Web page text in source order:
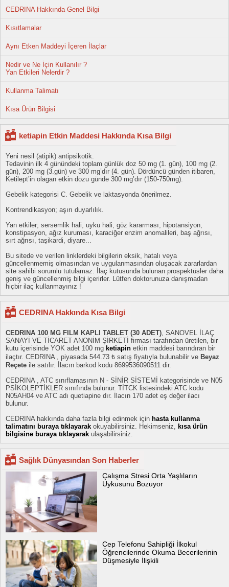
CEDRINA Hakkında Genel Bilgi
Kısıtlamalar
Aynı Etken Maddeyi İçeren İlaçlar
Nedir ve Ne İçin Kullanılır ?
Yan Etkileri Nelerdir ?
Kullanma Talimatı
Kısa Ürün Bilgisi
ketiapin Etkin Maddesi Hakkında Kısa Bilgi
Yeni nesil (atipik) antipsikotik.
Tedavinin ilk 4 günündeki toplam günlük doz 50 mg (1. gün), 100 mg (2.
gün), 200 mg (3.gün) ve 300 mg’dır (4. gün). Dördüncü günden itibaren,
Ketilept’in olagan etkin dozu günde 300 mg’dır (150-750mg).
Gebelik kategorisi C. Gebelik ve laktasyonda önerilmez.
Kontrendikasyon; aşırı duyarlılık.
Yan etkiler; sersemlik hali, uyku hali, göz kararması, hipotansiyon,
konstipasyon, ağız kuruması, karaciğer enzim anomalileri, baş ağrısı,
sırt ağrısı, taşikardi, diyare...
Bu sitede ve verilen linklerdeki bilgilerin eksik, hatalı veya
güncellenmemiş olmasından ve uygulanmasından oluşacak zararlardan
site sahibi sorumlu tutulamaz. İlaç kutusunda bulunan prospektüsler daha
geniş ve güncellenmiş bilgi içerirler. Lütfen doktorunuza danışmadan
hiçbir ilaç kullanmayınız !
CEDRINA Hakkında Kısa Bilgi
CEDRINA 100 MG FILM KAPLI TABLET (30 ADET) , SANOVEL İLAÇ
SANAYİ VE TİCARET ANONİM ŞİRKETİ firması tarafından üretilen, bir
kutu içerisinde YOK adet 100 mg ketiapin etkin maddesi barındıran bir
ilaçtır. CEDRINA , piyasada 544.73 ₺ satış fiyatıyla bulunabilir ve Beyaz
Reçete ile satılır. İlacın barkod kodu 8699536090511 dir.
CEDRINA , ATC sınıflamasının N - SİNİR SİSTEMİ kategorisinde ve N05
PSİKOLEPTİKLER sınıfında bulunur. TİTCK listesindeki ATC kodu
N05AH04 ve ATC adı quetiapine dır. İlacın 170 adet eş değer ilacı
bulunur.
CEDRINA hakkında daha fazla bilgi edinmek için hasta kullanma
talimatını buraya tıklayarak okuyabilirsiniz. Hekimseniz,
kısa ürün
bilgisine buraya tıklayarak ulaşabilirsiniz.
Sağlık Dünyasından Son Haberler
Çalışma Stresi Orta Yaşlıların
Uykusunu Bozuyor
Cep Telefonu Sahipliği İlkokul
Öğrencilerinde Okuma Becerilerinin
Düşmesiyle İlişkili